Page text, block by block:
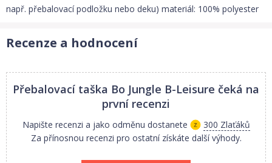
např. přebalovací podložku nebo deku) materiál: 100% polyester
Recenze a hodnocení
Přebalovací taška Bo Jungle B-Leisure čeká na
první recenzi
Napište recenzi a jako odměnu dostanete
300 Zlaťáků
Za přínosnou recenzi pro ostatní získáte další výhody.